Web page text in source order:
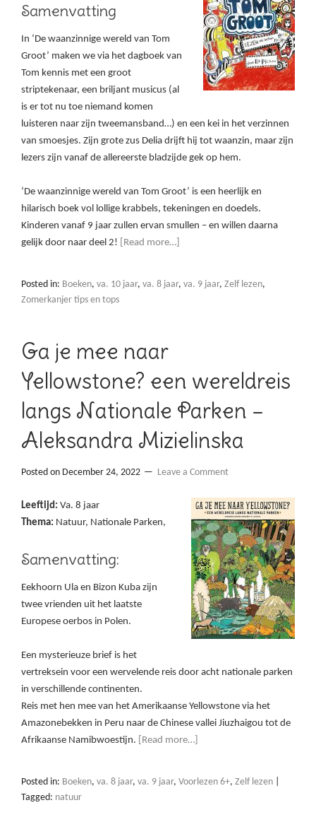
Samenvatting
In ‘De waanzinnige wereld van Tom
Groot’ maken we via het dagboek van
Tom kennis met een groot
striptekenaar, een briljant musicus (al
is er tot nu toe niemand komen
luisteren naar zijn tweemansband…) en een kei in het verzinnen
van smoesjes. Zijn grote zus Delia drijft hij tot waanzin, maar zijn
lezers zijn vanaf de allereerste bladzijde gek op hem.
‘De waanzinnige wereld van Tom Groot’ is een heerlijk en
hilarisch boek vol lollige krabbels, tekeningen en doedels.
Kinderen vanaf 9 jaar zullen ervan smullen – en willen daarna
gelijk door naar deel 2!
[Read more…]
Posted in: Boeken, va. 10 jaar, va. 8 jaar, va. 9 jaar, Zelf lezen,
Zomerkanjer tips en tops
Ga je mee naar
Yellowstone? een wereldreis
langs Nationale Parken –
Aleksandra Mizielinska
Posted on December 24, 2022 Leave a Comment
Leeftijd: Va. 8 jaar
Thema: Natuur, Nationale Parken,
Samenvatting:
Eekhoorn Ula en Bizon Kuba zijn
twee vrienden uit het laatste
Europese oerbos in Polen.
Een mysterieuze brief is het
vertreksein voor een wervelende reis door acht nationale parken
in verschillende continenten.
Reis met hen mee van het Amerikaanse Yellowstone via het
Amazonebekken in Peru naar de Chinese vallei Jiuzhaigou tot de
Afrikaanse Namibwoestijn.
[Read more…]
Posted in: Boeken, va. 8 jaar, va. 9 jaar, Voorlezen 6+, Zelf lezen
Tagged: natuur